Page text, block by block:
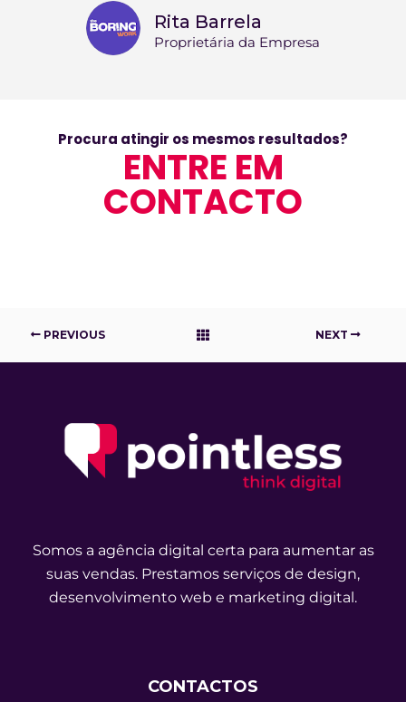
Rita Barrela
Proprietária da Empresa
Procura atingir os mesmos resultados?
ENTRE EM
CONTACTO
PREVIOUS NEXT
Somos a agência digital certa para aumentar as
suas vendas. Prestamos serviços de design,
desenvolvimento web e marketing digital.
CONTACTOS